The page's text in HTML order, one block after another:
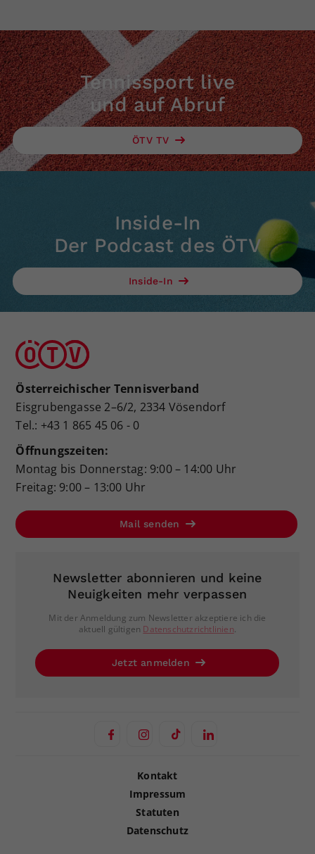
Tennissport live
und auf Abruf
ÖTV TV
Inside-In
Der Podcast des ÖTV
Inside-In
Österreichischer Tennisverband
Eisgrubengasse 2–6/2, 2334 Vösendorf
Tel.: +43 1 865 45 06 - 0
Öffnungszeiten:
Montag bis Donnerstag: 9:00 – 14:00 Uhr
Freitag: 9:00 – 13:00 Uhr
Mail senden
Newsletter abonnieren und keine
Neuigkeiten mehr verpassen
Mit der Anmeldung zum Newsletter akzeptiere ich die
aktuell gültigen Datenschutzrichtlinien.
Jetzt anmelden
Kontakt
Impressum
Statuten
Datenschutz